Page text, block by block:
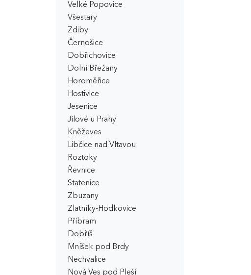
Velké Popovice
Všestary
Zdiby
Černošice
Dobřichovice
Dolní Břežany
Horoměřice
Hostivice
Jesenice
Jílové u Prahy
Kněževes
Libčice nad Vltavou
Roztoky
Řevnice
Statenice
Zbuzany
Zlatníky-Hodkovice
Příbram
Dobříš
Mníšek pod Brdy
Nechvalice
Nová Ves pod Pleší